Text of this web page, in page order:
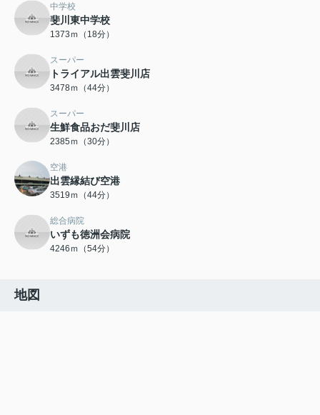
中学校
斐川東中学校
1373ｍ（18分）
スーパー
トライアル出雲斐川店
3478ｍ（44分）
スーパー
生鮮食品おだ斐川店
2385ｍ（30分）
空港
出雲縁結び空港
3519ｍ（44分）
総合病院
いずも徳洲会病院
4246ｍ（54分）
地図